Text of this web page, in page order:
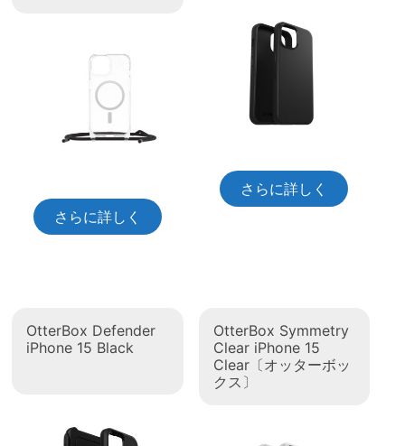
さらに詳しく
さらに詳しく
OtterBox Defender
iPhone 15 Black
OtterBox Symmetry
Clear iPhone 15
Clear〔オッターボッ
クス〕